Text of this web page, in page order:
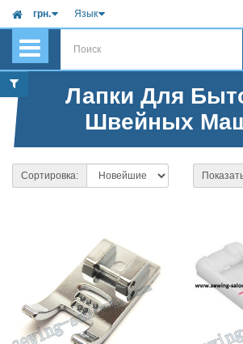
грн. Язык
Лапки Для
Швейных
Сортировка: